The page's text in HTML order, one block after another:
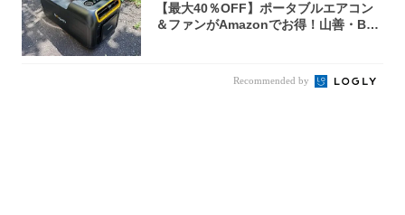
【最大40％OFF】ポータブルエアコン
＆ファンがAmazonでお得！山善・Bo
Recommended by